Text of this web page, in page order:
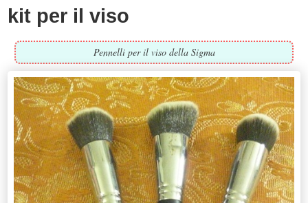
kit per il viso
Pennelli per il viso della Sigma